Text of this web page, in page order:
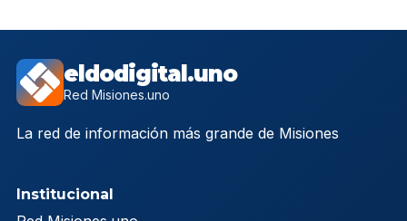
eldodigital.uno
Red Misiones.uno
La red de información más grande de Misiones
Institucional